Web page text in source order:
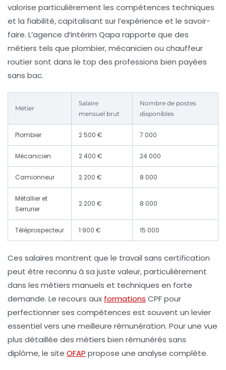
valorise particulièrement les compétences techniques
et la fiabilité, capitalisant sur l’expérience et le savoir-
faire. L’agence d’intérim Qapa rapporte que des
métiers tels que plombier, mécanicien ou chauffeur
routier sont dans le top des professions bien payées
sans bac.
Métier
Salaire
mensuel brut
Nombre de postes
disponibles
Plombier 2 500 € 7 000
Mécanicien 2 400 € 24 000
Camionneur 2 200 € 8 000
Métallier et
Serrurier
2 200 € 8 000
Téléprospecteur 1 900 € 15 000
Ces salaires montrent que le travail sans certification
peut être reconnu à sa juste valeur, particulièrement
dans les métiers manuels et techniques en forte
demande. Le recours aux formations CPF pour
perfectionner ses compétences est souvent un levier
essentiel vers une meilleure rémunération. Pour une vue
plus détaillée des métiers bien rémunérés sans
diplôme, le site OFAP propose une analyse complète.